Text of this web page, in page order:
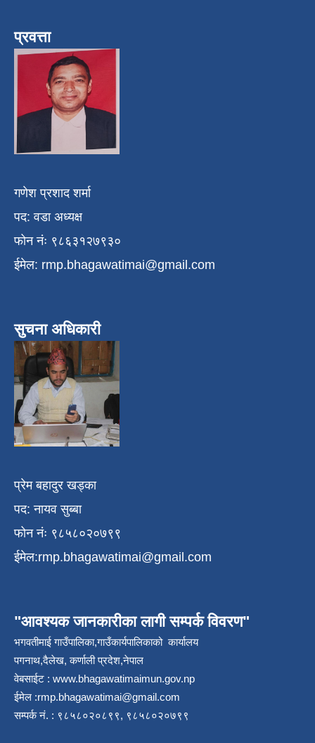
प्रवत्ता
गणेश प्रशाद शर्मा
पद: वडा अध्यक्ष
फोन नंः ९८६३१२७९३०
ईमेल: rmp.bhagawatimai@gmail.com
सुचना अधिकारी
प्रेम बहादुर खड्का
पद: नायव सुब्बा
फोन नंः ९८५८०२०७९९
ईमेल:rmp.bhagawatimai@gmail.com
"आवश्यक जानकारीका लागी सम्पर्क विवरण"
भगवतीमाई गाउँपालिका,गाउँकार्यपालिकाको कार्यालय
पगनाथ,दैलेख, कर्णाली प्रदेश,नेपाल
वेबसाईट : www.bhagawatimaimun.gov.np
ईमेल :rmp.bhagawatimai@gmail.com
सम्पर्क नं. : ९८५८०२०८९९, ९८५८०२०७९९